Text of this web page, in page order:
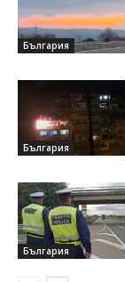
България
България
България